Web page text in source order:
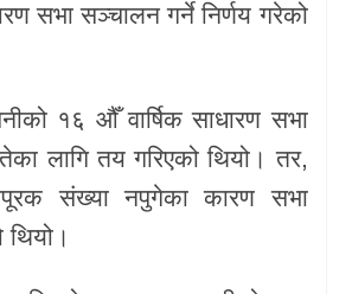
सभा सञ्चालन गर्ने निर्णय गरेको
१६ औँ वार्षिक साधारण सभा
लागि तय गरिएको थियो। तर,
संख्या नपुगेका कारण सभा